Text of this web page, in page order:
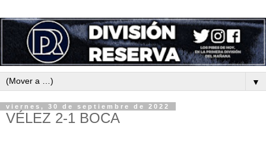
▼
viernes, 30 de septiembre de 2022
VÉLEZ 2-1 BOCA